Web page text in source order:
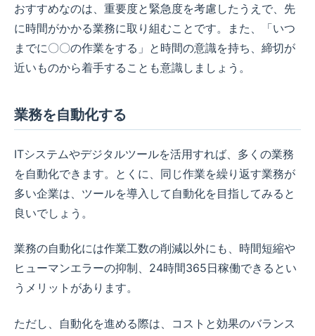
おすすめなのは、重要度と緊急度を考慮したうえで、先
に時間がかかる業務に取り組むことです。また、「いつ
までに〇〇の作業をする」と時間の意識を持ち、締切が
近いものから着手することも意識しましょう。
業務を自動化する
ITシステムやデジタルツールを活用すれば、多くの業務
を自動化できます。とくに、同じ作業を繰り返す業務が
多い企業は、ツールを導入して自動化を目指してみると
良いでしょう。
業務の自動化には作業工数の削減以外にも、時間短縮や
ヒューマンエラーの抑制、24時間365日稼働できるとい
うメリットがあります。
ただし、自動化を進める際は、コストと効果のバランス